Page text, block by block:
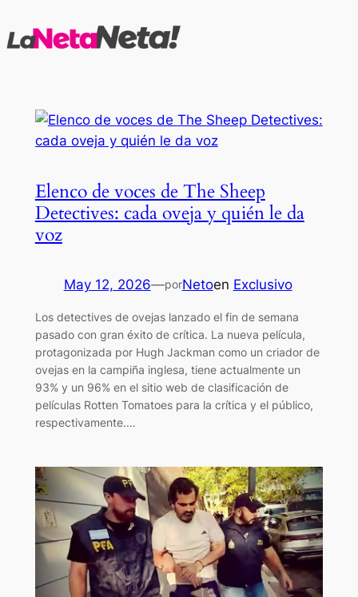
al
Elenco de voces de The Sheep
Detectives: cada oveja y quién le da
voz
May 12, 2026—porNetoen Exclusivo
Los detectives de ovejas lanzado el fin de semana
pasado con gran éxito de crítica. La nueva película,
protagonizada por Hugh Jackman como un criador de
ovejas en la campiña inglesa, tiene actualmente un
93% y un 96% en el sitio web de clasificación de
películas Rotten Tomatoes para la crítica y el público,
respectivamente.…